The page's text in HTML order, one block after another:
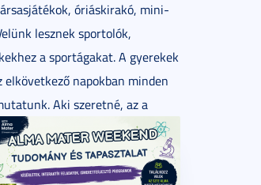
óriáskirakó, mini-
lesznek sportolók,
a sportágakat. A gyerekek
napokban minden
Aki szeretné, az a